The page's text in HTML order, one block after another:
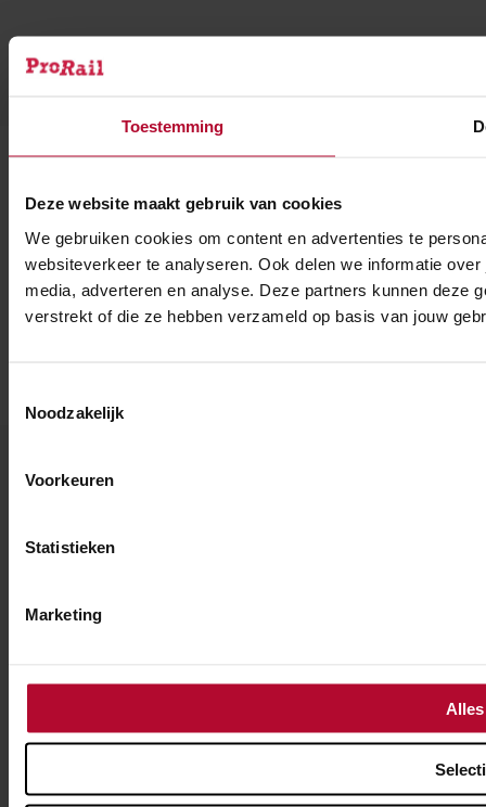
Toestemming
Deze website maakt gebruik van cookies
We gebruiken cookies om content en advertenties te
websiteverkeer te analyseren. Ook delen we informatie
media, adverteren en analyse. Deze partners kunnen deze
verstrekt of die ze hebben verzameld op basis van jouw
Noodzakelijk
Voorkeuren
Statistieken
Marketing
Partners
Privacy
Feedback